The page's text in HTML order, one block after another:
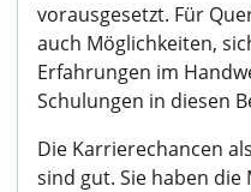
vorausgesetzt. Für
auch Möglichkeiten,
Erfahrungen im
Schulungen in diesen
Die Karrierechancen
sind gut. Sie haben die